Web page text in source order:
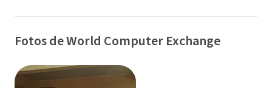
Fotos de World Computer Exchange